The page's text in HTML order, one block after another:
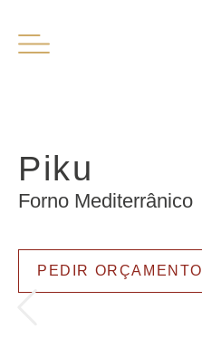
Piku
Forno Mediterrânico
PEDIR ORÇAMENTO